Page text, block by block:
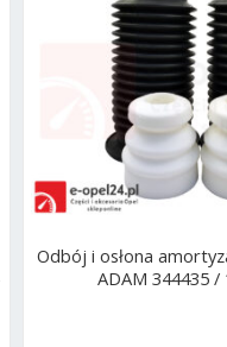
Odbój i osłona
ADAM 344435 /